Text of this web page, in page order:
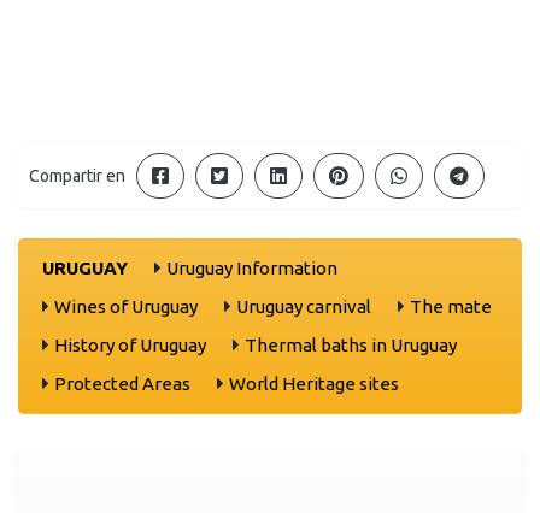
Compartir en
URUGUAY
Uruguay Information
Wines of Uruguay
Uruguay carnival
The mate
History of Uruguay
Thermal baths in Uruguay
Protected Areas
World Heritage sites